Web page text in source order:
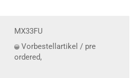
MX33FU
Vorbestellartikel / pre
ordered,